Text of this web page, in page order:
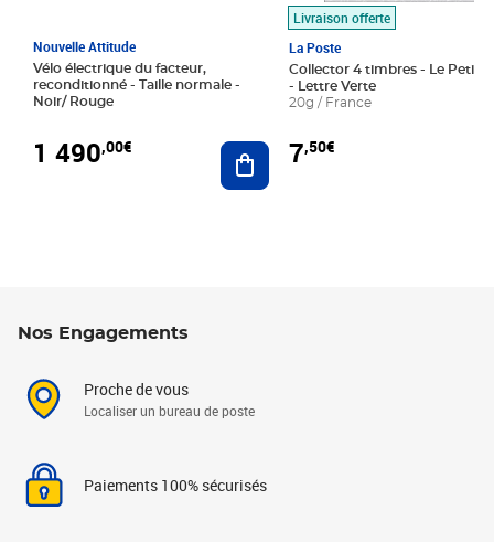
Nouvelle Attitude
Vélo électrique du facteur,
reconditionné - Taille normale -
Noir/ Rouge
1 490,00€ Ajouter au panier
Livraison offerte
La Poste
Collector 4 timbres - Le Petit
- Lettre Verte
20g / France
7,50€
Nos Engagements
Proche de vous
Localiser un bureau de poste
Paiements 100% sécurisés